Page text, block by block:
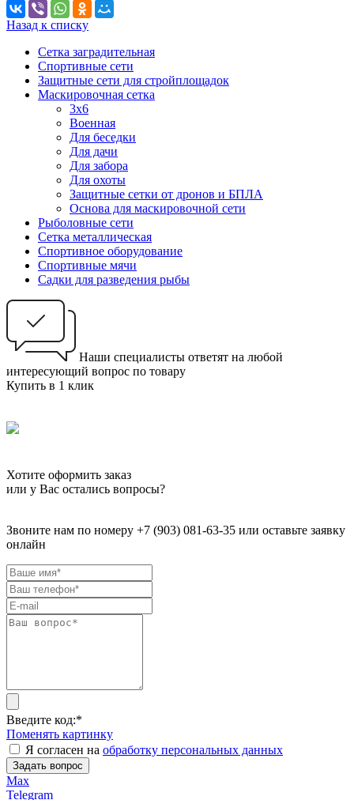
Назад к списку
Сетка заградительная
Спортивные сети
Защитные сети для стройплощадок
Маскировочная сетка
3х6
Военная
Для беседки
Для дачи
Для забора
Для охоты
Защитные сетки от дронов и БПЛА
Основа для маскировочной сети
Рыболовные сети
Сетка металлическая
Спортивное оборудование
Спортивные мячи
Садки для разведения рыбы
Наши специалисты ответят на любой
интересующий вопрос по товару
Купить в 1 клик
Хотите оформить заказ
или у Вас остались вопросы?
Звоните нам по номеру +7 (903) 081-63-35 или оставьте заявку
онлайн
Введите код:*
Поменять картинку
Я согласен на обработку персональных данных
Задать вопрос
Max
Telegram